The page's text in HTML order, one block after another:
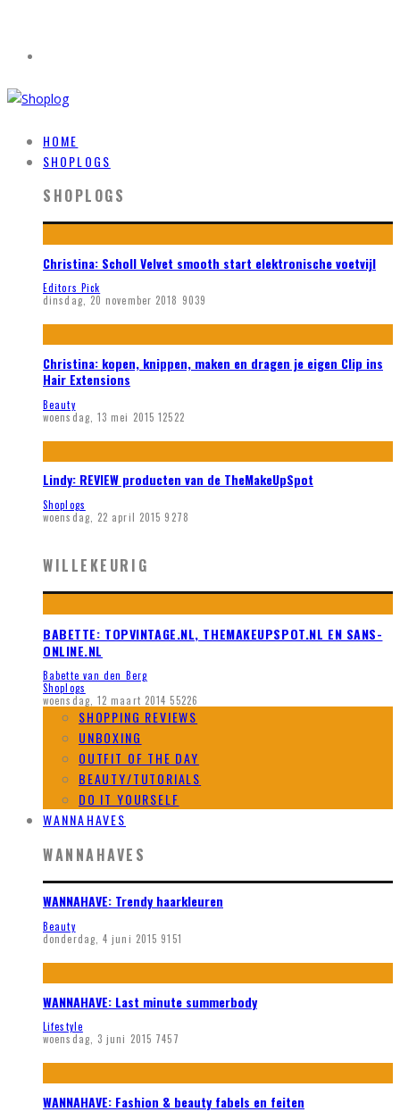
HOME
SHOPLOGS
SHOPLOGS
Christina: Scholl Velvet smooth start elektronische voetvijl
Editors Pick
dinsdag, 20 november 2018 9039
Christina: kopen, knippen, maken en dragen je eigen Clip ins
Hair Extensions
Beauty
woensdag, 13 mei 2015 12522
Lindy: REVIEW producten van de TheMakeUpSpot
Shoplogs
woensdag, 22 april 2015 9278
WILLEKEURIG
BABETTE: TOPVINTAGE.NL, THEMAKEUPSPOT.NL EN SANS-
ONLINE.NL
Babette van den Berg
Shoplogs
woensdag, 12 maart 2014 55226
SHOPPING REVIEWS
UNBOXING
OUTFIT OF THE DAY
BEAUTY/TUTORIALS
DO IT YOURSELF
WANNAHAVES
WANNAHAVES
WANNAHAVE: Trendy haarkleuren
Beauty
donderdag, 4 juni 2015 9151
WANNAHAVE: Last minute summerbody
Lifestyle
woensdag, 3 juni 2015 7457
WANNAHAVE: Fashion & beauty fabels en feiten